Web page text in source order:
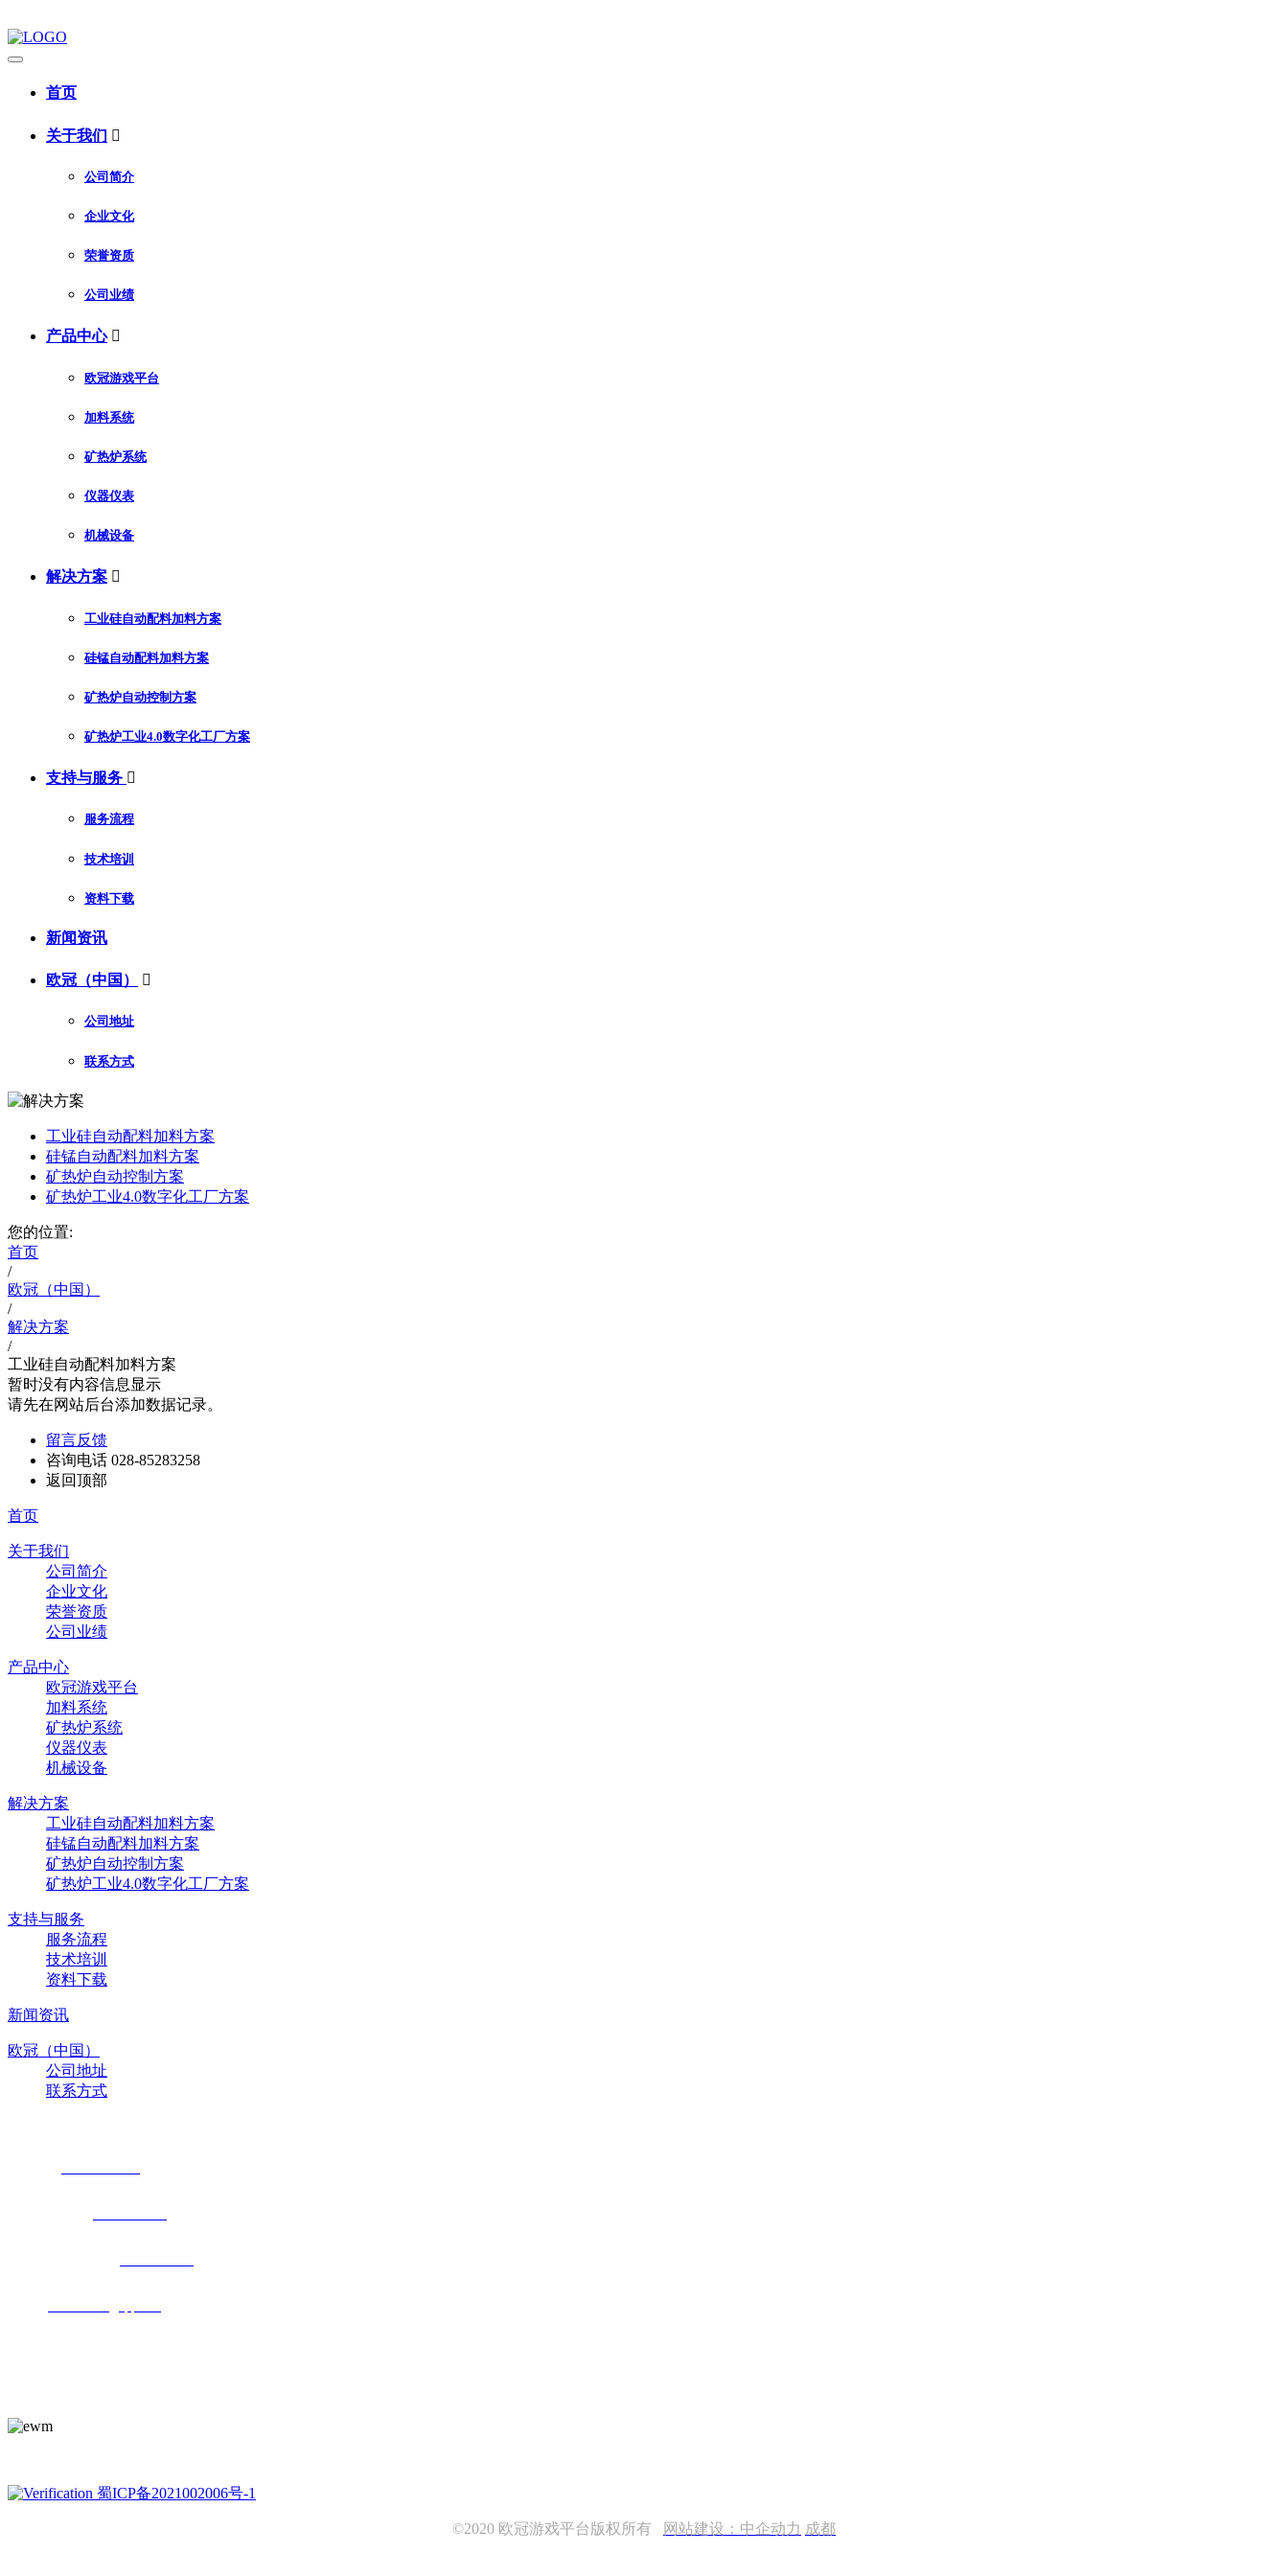
首页
关于我们 
公司简介
企业文化
荣誉资质
公司业绩
产品中心 
欧冠游戏平台
加料系统
矿热炉系统
仪器仪表
机械设备
解决方案 
工业硅自动配料加料方案
硅锰自动配料加料方案
矿热炉自动控制方案
矿热炉工业4.0数字化工厂方案
支持与服务 
服务流程
技术培训
资料下载
新闻资讯
欧冠（中国） 
公司地址
联系方式
工业硅自动配料加料方案
硅锰自动配料加料方案
矿热炉自动控制方案
矿热炉工业4.0数字化工厂方案
您的位置:
首页
/
欧冠（中国）
/
解决方案
/
工业硅自动配料加料方案
暂时没有内容信息显示
请先在网站后台添加数据记录。
留言反馈
咨询电话 028-85283258
返回顶部
首页
关于我们
公司简介
企业文化
荣誉资质
公司业绩
产品中心
欧冠游戏平台
加料系统
矿热炉系统
仪器仪表
机械设备
解决方案
工业硅自动配料加料方案
硅锰自动配料加料方案
矿热炉自动控制方案
矿热炉工业4.0数字化工厂方案
支持与服务
服务流程
技术培训
资料下载
新闻资讯
欧冠（中国）
公司地址
联系方式
蜀ICP备2021002006号-1
©2020 欧冠游戏平台版权所有 网站建设：中企动力 成都